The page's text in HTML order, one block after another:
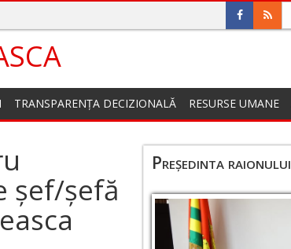
TRANSPARENȚA DECIZIONALĂ RESURSE UMANE
șef/șefă
Președinta raionului